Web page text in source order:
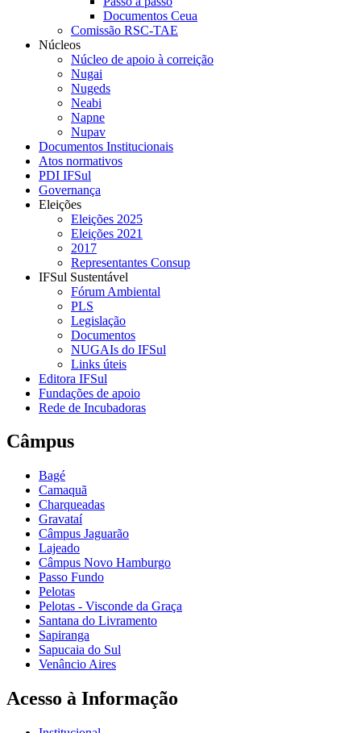
Documentos Ceua
Comissão RSC-TAE
Núcleos
Núcleo de apoio à correição
Nugai
Nugeds
Neabi
Napne
Nupav
Documentos Institucionais
Atos normativos
PDI IFSul
Governança
Eleições
Eleições 2025
Eleições 2021
2017
Representantes Consup
IFSul Sustentável
Fórum Ambiental
PLS
Legislação
Documentos
NUGAIs do IFSul
Links úteis
Editora IFSul
Fundações de apoio
Rede de Incubadoras
Câmpus
Bagé
Camaquã
Charqueadas
Gravataí
Câmpus Jaguarão
Lajeado
Câmpus Novo Hamburgo
Passo Fundo
Pelotas
Pelotas - Visconde da Graça
Santana do Livramento
Sapiranga
Sapucaia do Sul
Venâncio Aires
Acesso à Informação